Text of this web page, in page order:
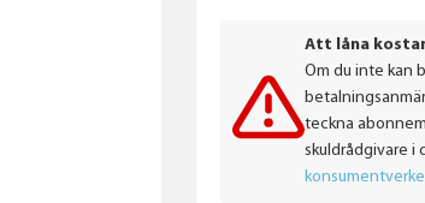
Att låna
Om du inte kan
teckna
skuldrådgivare i